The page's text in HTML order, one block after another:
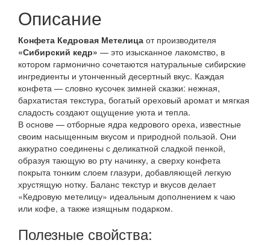
Описание
Конфета Кедровая Метелица от производителя
«Сибирский кедр» — это изысканное лакомство, в
котором гармонично сочетаются натуральные сибирские
ингредиенты и утонченный десертный вкус. Каждая
конфета — словно кусочек зимней сказки: нежная,
бархатистая текстура, богатый ореховый аромат и мягкая
сладость создают ощущение уюта и тепла.
В основе — отборные ядра кедрового ореха, известные
своим насыщенным вкусом и природной пользой. Они
аккуратно соединены с деликатной сладкой пенкой,
образуя тающую во рту начинку, а сверху конфета
покрыта тонким слоем глазури, добавляющей легкую
хрустящую нотку. Баланс текстур и вкусов делает
«Кедровую метелицу» идеальным дополнением к чаю
или кофе, а также изящным подарком.
Полезные свойства: